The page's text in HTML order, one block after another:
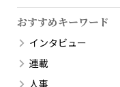
おすすめキーワード
インタビュー
連載
人事